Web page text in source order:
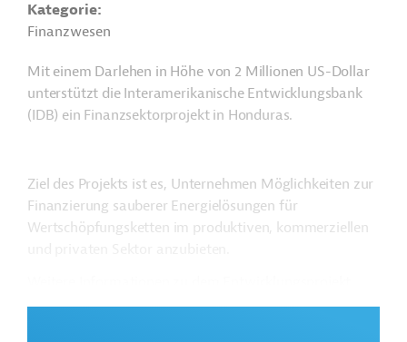
Kategorie
Finanzwesen
Mit einem Darlehen in Höhe von 2 Millionen US-Dollar
unterstützt die Interamerikanische Entwicklungsbank
(IDB) ein Finanzsektorprojekt in Honduras.
Ziel des Projekts ist es, Unternehmen Möglichkeiten zur
Finanzierung sauberer Energielösungen für
Wertschöpfungsketten im produktiven, kommerziellen
finden Sie auf derWebseite der IDB
.